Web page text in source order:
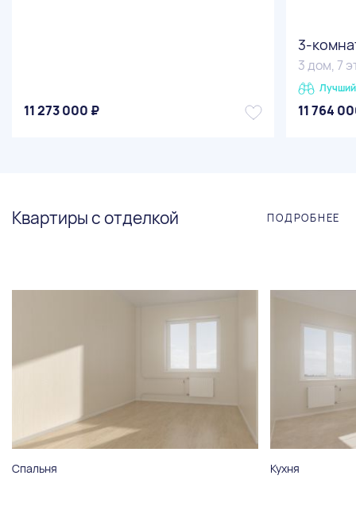
11 273 000 ₽
3-
3 дом, 7
11 764
Квартиры с отделкой ПОДРОБНЕЕ
Спальня Кухня